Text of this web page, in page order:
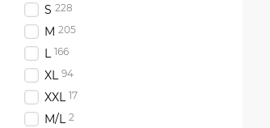
S 228
M 205
L 166
XL 94
XXL 17
M/L 2